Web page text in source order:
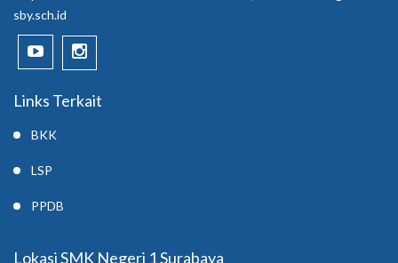
sby.sch.id
Links Terkait
BKK
LSP
PPDB
Lokasi SMK Negeri 1 Surabaya